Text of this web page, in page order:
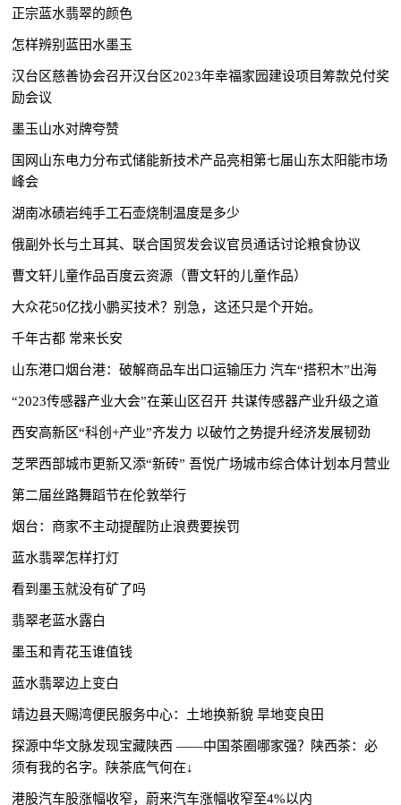
正宗蓝水翡翠的颜色
怎样辨别蓝田水墨玉
汉台区慈善协会召开汉台区2023年幸福家园建设项目筹款兑付奖
励会议
墨玉山水对牌夸赞
国网山东电力分布式储能新技术产品亮相第七届山东太阳能市场
峰会
湖南冰碛岩纯手工石壶烧制温度是多少
俄副外长与土耳其、联合国贸发会议官员通话讨论粮食协议
曹文轩儿童作品百度云资源（曹文轩的儿童作品）
大众花50亿找小鹏买技术？别急，这还只是个开始。
​千年古都 常来长安
山东港口烟台港：破解商品车出口运输压力 汽车“搭积木”出海
“2023传感器产业大会”在莱山区召开 共谋传感器产业升级之道
西安高新区“科创+产业”齐发力 以破竹之势提升经济发展韧劲
芝罘西部城市更新又添“新砖” 吾悦广场城市综合体计划本月营业
第二届丝路舞蹈节在伦敦举行
烟台：商家不主动提醒防止浪费要挨罚
蓝水翡翠怎样打灯
看到墨玉就没有矿了吗
翡翠老蓝水露白
墨玉和青花玉谁值钱
蓝水翡翠边上变白
靖边县天赐湾便民服务中心：土地换新貌 旱地变良田
探源中华文脉发现宝藏陕西 ——中国茶圈哪家强？陕西茶：必
须有我的名字。陕茶底气何在↓
港股汽车股涨幅收窄，蔚来汽车涨幅收窄至4%以内